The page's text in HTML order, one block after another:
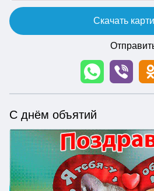
Скачать
С днём объятий